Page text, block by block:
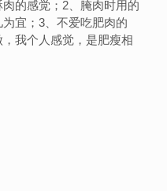
的感觉；2、腌肉时用的
宜；3、不爱吃肥肉的
我个人感觉，是肥瘦相